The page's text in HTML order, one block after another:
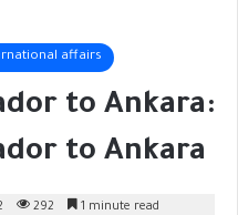
affairs
to Ankara:
to Ankara
292 1 minute read